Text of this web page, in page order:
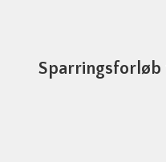
Sparringsforløb